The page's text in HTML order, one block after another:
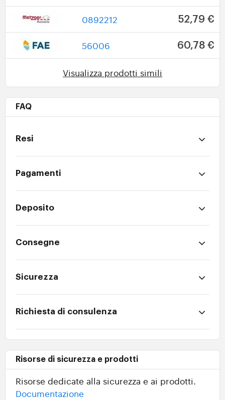
0892212 52,79 €
56006 60,78 €
Visualizza prodotti simili
FAQ
Resi
Pagamenti
Deposito
Consegne
Sicurezza
Richiesta di consulenza
Risorse di sicurezza e prodotti
Risorse dedicate alla sicurezza e ai prodotti.
Documentazione